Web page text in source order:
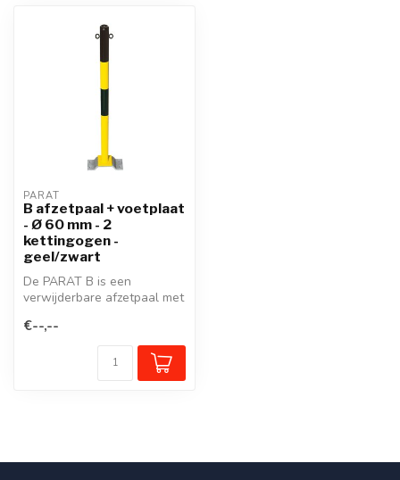
PARAT
B afzetpaal + voetplaat
- Ø 60 mm - 2
kettingogen -
geel/zwart
De PARAT B is een
verwijderbare afzetpaal met
plein...
€--,--